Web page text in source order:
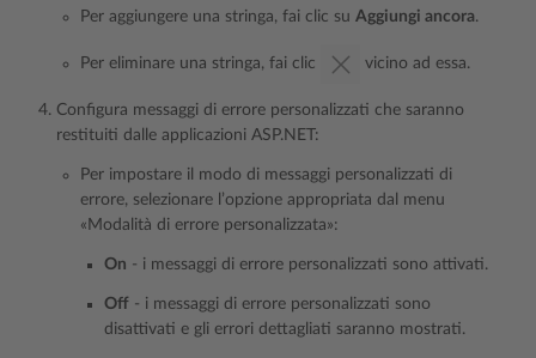
Per aggiungere una stringa, fai clic su Aggiungi ancora.
Per eliminare una stringa, fai clic vicino ad essa.
Configura messaggi di errore personalizzati che saranno
restituiti dalle applicazioni ASP.NET:
Per impostare il modo di messaggi personalizzati di
errore, selezionare l’opzione appropriata dal menu
«Modalità di errore personalizzata»:
On - i messaggi di errore personalizzati sono attivati.
Off - i messaggi di errore personalizzati sono
disattivati e gli errori dettagliati saranno mostrati.